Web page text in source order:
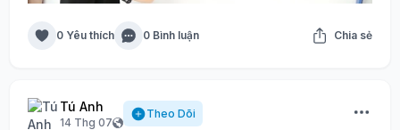
0 Yêu thích 0 Bình luận Chia sẻ
Tú Anh
14 Thg 07
Theo Dõi